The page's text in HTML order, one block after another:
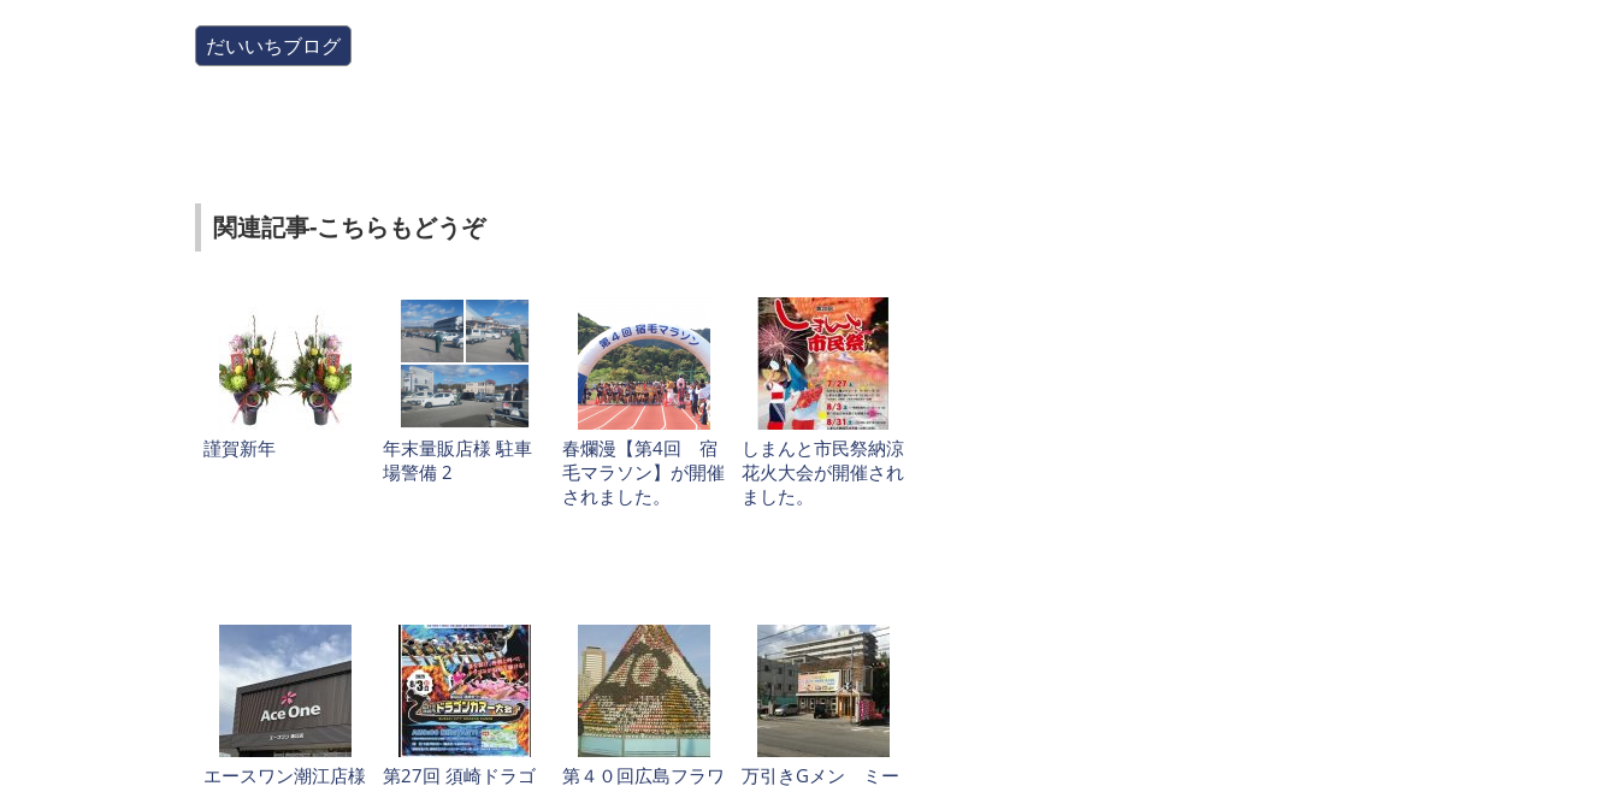
だいいちブログ
関連記事-こちらもどうぞ
謹賀新年
年末量販店様 駐車
場警備 2
春爛漫【第4回 宿
毛マラソン】が開催
されました。
しまんと市民祭納涼
花火大会が開催され
ました。
エースワン潮江店様 第27回 須崎ドラゴ 第４０回広島フラワ 万引きGメン ミー